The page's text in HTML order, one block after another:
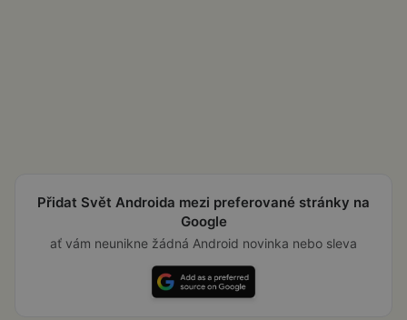
Přidat Svět Androida mezi preferované stránky na
Google
ať vám neunikne žádná Android novinka nebo sleva